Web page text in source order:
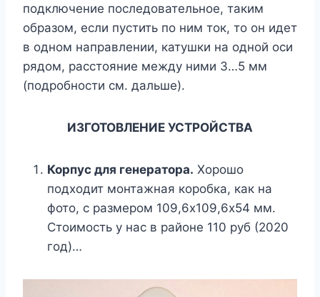
подключение последовательное, таким
образом, если пустить по ним ток, то он идет
в одном направлении, катушки на одной оси
рядом, расстояние между ними 3…5 мм
(подробности см. дальше).
ИЗГОТОВЛЕНИЕ УСТРОЙСТВА
Корпус для генератора. Хорошо
подходит монтажная коробка, как на
фото, с размером 109,6х109,6х54 мм.
Стоимость у нас в районе 110 руб (2020
год)…